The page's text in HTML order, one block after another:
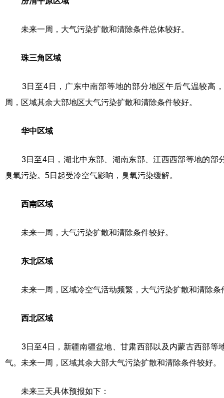
未来一周，大气污染扩散和清除条件总体较好。
珠三角区域
3日至4日，广东中南部等地的部分地区午后气温较高，
周，区域其余大部地区大气污染扩散和清除条件较好。
华中区域
3日至4日，湖北中东部、湖南东部、江西西部等地的部
臭氧污染。5日起受冷空气影响，臭氧污染缓解。
西南区域
未来一周，大气污染扩散和清除条件较好。
东北区域
未来一周，区域冷空气活动频繁，大气污染扩散和清除条
西北区域
3日至4日，新疆南疆盆地、甘肃西部以及内蒙古西部等
气。未来一周，区域其余大部大气污染扩散和清除条件较好。
未来三天具体预报如下：